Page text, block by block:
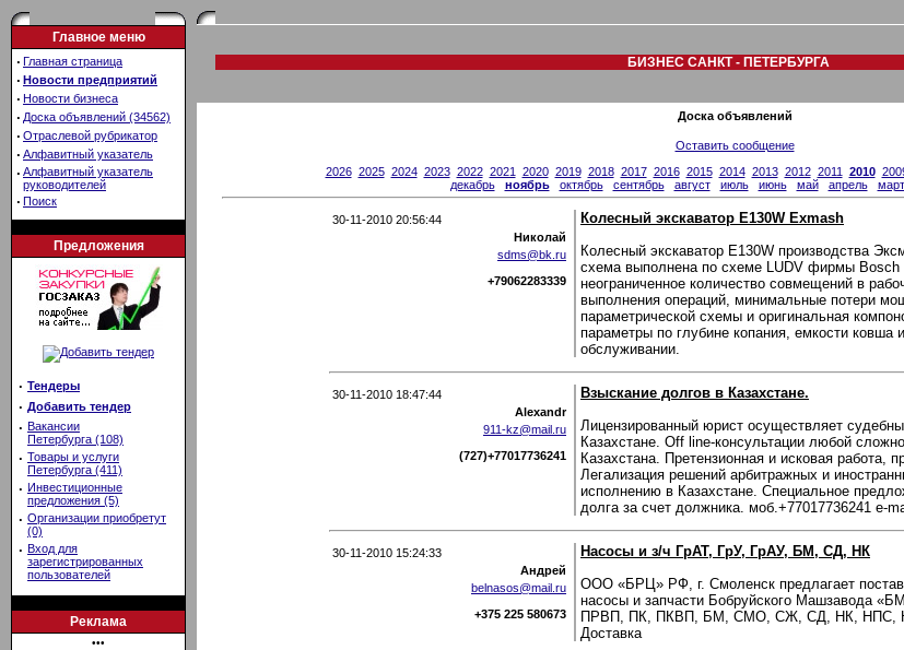
Главное меню
· Главная страница
· Новости предприятий
· Новости бизнеса
· Доска объявлений (34562)
· Отраслевой рубрикатор
· Алфавитный указатель
· Алфавитный указатель
руководителей
· Поиск
Предложения
· Тендеры
· Добавить тендер
· Вакансии
Петербурга (108)
· Товары и услуги
Петербурга (411)
· Инвестиционные
предложения (5)
· Организации приобретут
(0)
· Вход для
зарегистрированных
пользователей
Реклама
•••
БИЗНЕС САНКТ - ПЕТЕРБУРГА
Доска объявлений
Оставить сообщение
2026 2025 2024 2023 2022 2021 2020 2019 2018 2017 2016 2015 2014 2013 2012 2011 2010
декабрь
ноябрь октябрь сентябрь август июль июнь май апрель март
30-11-2010 20:56:44
Николай
sdms@bk.ru
+79062283339
Колесный экскаватор E130W Exmash
Колесный экскаватор E130W производства
схема выполнена по схеме LUDV фирмы Bosch
неограниченное количество совмещений в
выполнения операций, минимальные потери
параметрической схемы и оригинальная
параметры по глубине копания, емкости ковша
обслуживании.
30-11-2010 18:47:44
Alexandr
911-kz@mail.ru
(727)+77017736241
Взыскание долгов в Казахстане.
Лицензированный юрист осуществляет
Казахстане. Off line-консультации любой
Казахстана. Претензионная и исковая работа,
Легализация решений арбитражных и
исполнению в Казахстане. Специальное
долга за счет должника. моб.+77017736241 e-
30-11-2010 15:24:33
Андрей
belnasos@mail.ru
+375 225 580673
Насосы и з/ч ГрАТ, ГрУ, ГрАУ, БМ, СД, НК
ООО «БРЦ» РФ, г. Смоленск предлагает
насосы и запчасти Бобруйского Машзавода
ПРВП, ПК, ПКВП, БМ, СМО, СЖ, СД, НК, НПС,
Доставка